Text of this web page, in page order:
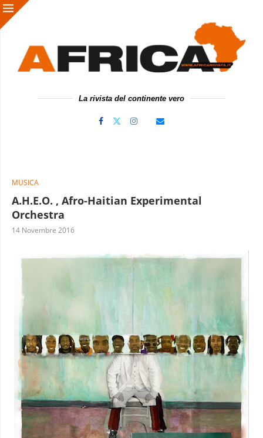
La rivista del continente vero
MUSICA
A.H.E.O. , Afro-Haitian Experimental
Orchestra
14 Novembre 2016